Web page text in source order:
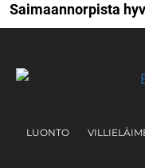
Saimaannorpista
LUONTO